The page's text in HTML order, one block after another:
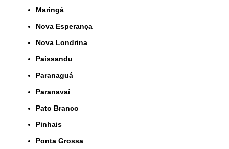
Maringá
Nova Esperança
Nova Londrina
Paissandu
Paranaguá
Paranavaí
Pato Branco
Pinhais
Ponta Grossa